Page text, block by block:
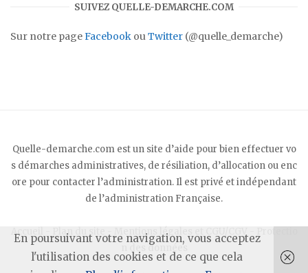
SUIVEZ QUELLE-DEMARCHE.COM
Sur notre pageFacebook ouTwitter (@quelle_demarche)
Quelle-demarche.com est un site d’aide pour bien effectuer vo
s démarches administratives, de résiliation, d’allocation ou enc
ore pour contacter l’administration. Il est privé et indépendant
de l’administration Française.
Accueil Plan du site Mentions légales et CGU/CGV
n des données
En poursuivant votre navigation, vous acceptez
l'utilisation des cookies et de ce que cela